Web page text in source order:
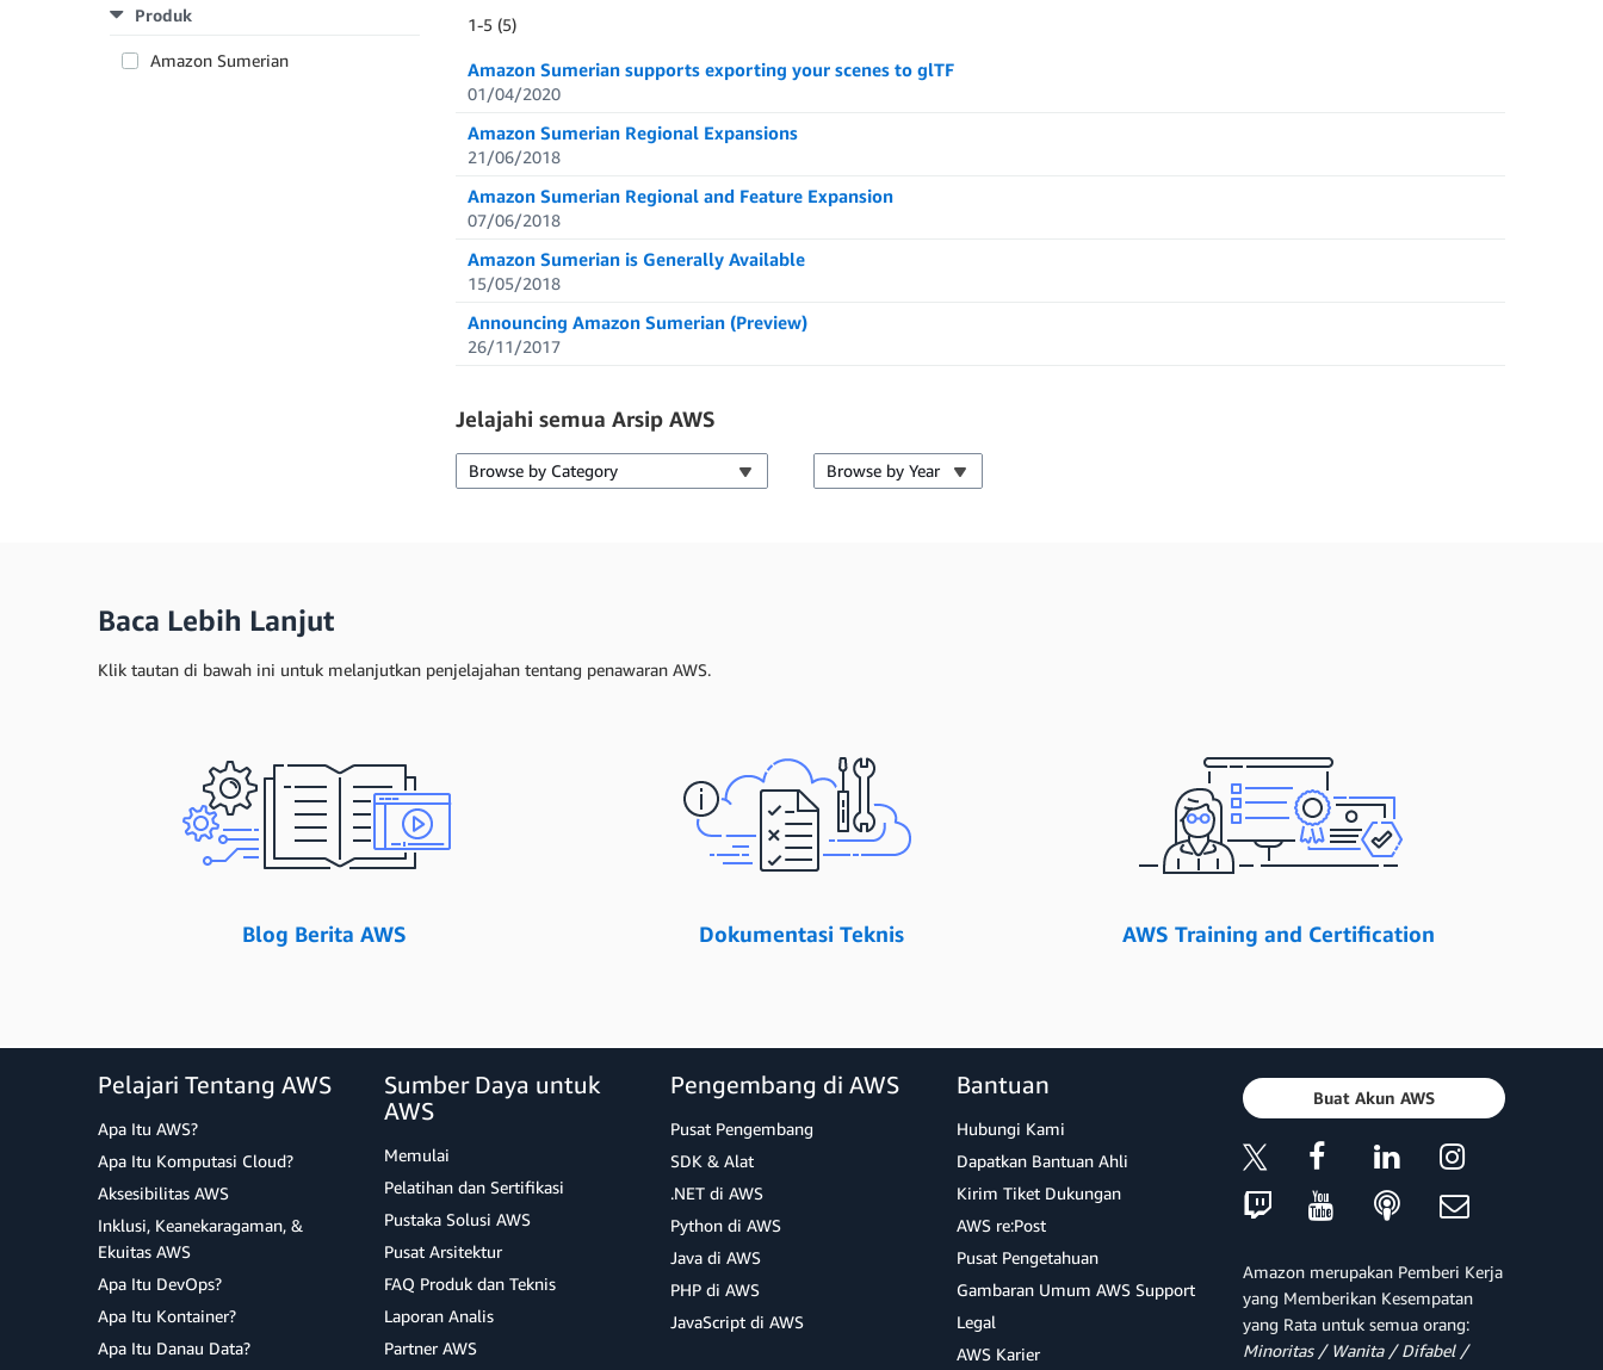
Produk
Amazon Sumerian
1-5 (5)
Showing results: 1-5
Amazon Sumerian supports exporting your scenes to glTF
01/04/2020
Amazon Sumerian Regional Expansions
21/06/2018
Amazon Sumerian Regional and Feature Expansion
07/06/2018
Amazon Sumerian is Generally Available
15/05/2018
Announcing Amazon Sumerian (Preview)
26/11/2017
Jelajahi semua Arsip AWS
Browse by Category Browse by Year
Baca Lebih Lanjut
Klik tautan di bawah ini untuk melanjutkan penjelajahan tentang penawaran AWS.
Blog Berita AWS Dokumentasi Teknis AWS Training and Certification
Pelajari Tentang AWS
Apa Itu AWS?
Apa Itu Komputasi Cloud?
Aksesibilitas AWS
Inklusi, Keanekaragaman, &
Ekuitas AWS
Apa Itu DevOps?
Apa Itu Kontainer?
Apa Itu Danau Data?
Sumber Daya untuk
AWS
Memulai
Pelatihan dan Sertifikasi
Pustaka Solusi AWS
Pusat Arsitektur
FAQ Produk dan Teknis
Laporan Analis
Partner AWS
Pengembang di AWS
Pusat Pengembang
SDK & Alat
.NET di AWS
Python di AWS
Java di AWS
PHP di AWS
JavaScript di AWS
Bantuan
Hubungi Kami
Dapatkan Bantuan Ahli
Kirim Tiket Dukungan
AWS re:Post
Pusat Pengetahuan
Gambaran Umum AWS Support
Legal
AWS Karier
Buat Akun AWS
Amazon merupakan Pemberi Kerja
yang Memberikan Kesempatan
yang Rata untuk semua orang:
Minoritas / Wanita / Difabel /